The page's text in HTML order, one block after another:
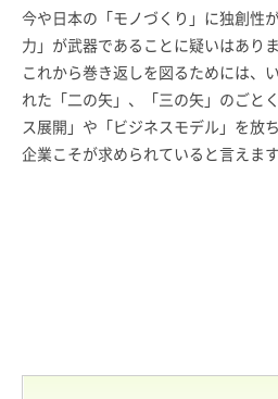
今や日本の「モノづくり」に独創性
力」が武器であることに疑いはあり
これから巻き返しを図るためには、
れた「二の矢」、「三の矢」のごと
ス展開」や「ビジネスモデル」を放
企業こそが求められていると言えます